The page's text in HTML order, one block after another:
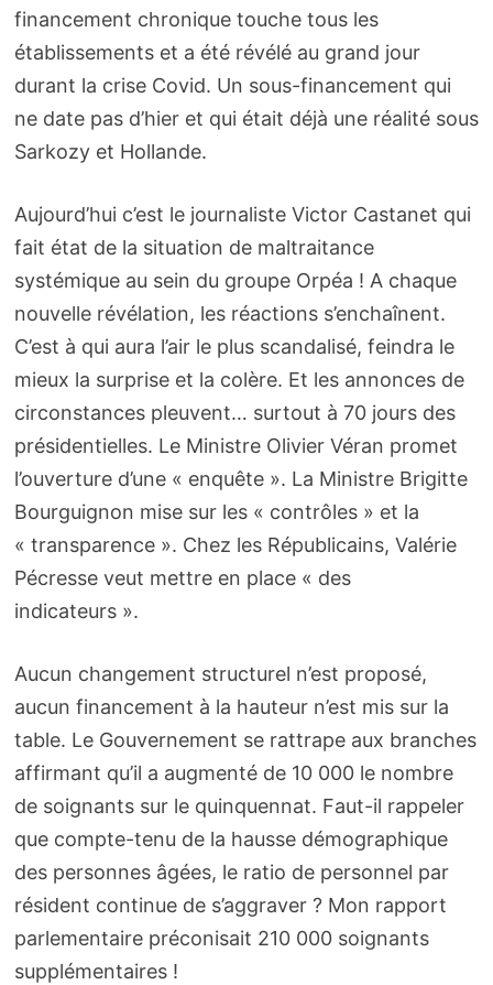
financement chronique touche tous les
établissements et a été révélé au grand jour
durant la crise Covid. Un sous-financement qui
ne date pas d’hier et qui était déjà une réalité sous
Sarkozy et Hollande.
Aujourd’hui c’est le journaliste Victor Castanet qui
fait état de la situation de maltraitance
systémique au sein du groupe Orpéa ! A chaque
nouvelle révélation, les réactions s’enchaînent.
C’est à qui aura l’air le plus scandalisé, feindra le
mieux la surprise et la colère. Et les annonces de
circonstances pleuvent… surtout à 70 jours des
présidentielles. Le Ministre Olivier Véran promet
l’ouverture d’une « enquête ». La Ministre Brigitte
Bourguignon mise sur les « contrôles » et la
« transparence ». Chez les Républicains, Valérie
Pécresse veut mettre en place « des
indicateurs ».
Aucun changement structurel n’est proposé,
aucun financement à la hauteur n’est mis sur la
table. Le Gouvernement se rattrape aux branches
affirmant qu’il a augmenté de 10 000 le nombre
de soignants sur le quinquennat. Faut-il rappeler
que compte-tenu de la hausse démographique
des personnes âgées, le ratio de personnel par
résident continue de s’aggraver ? Mon rapport
parlementaire préconisait 210 000 soignants
supplémentaires !